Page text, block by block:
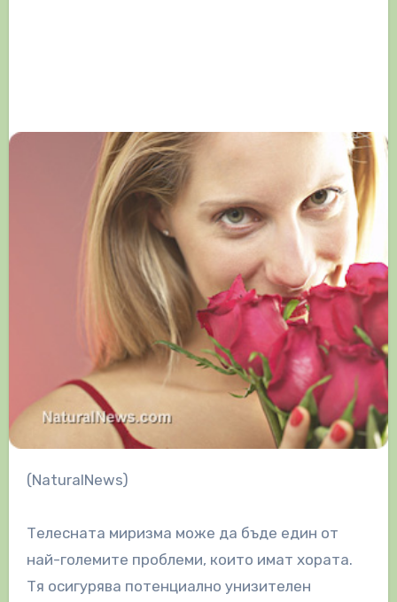
(NaturalNews)
Телесната миризма може да бъде един от
най-големите проблеми, които имат хората.
Тя осигурява потенциално унизителен